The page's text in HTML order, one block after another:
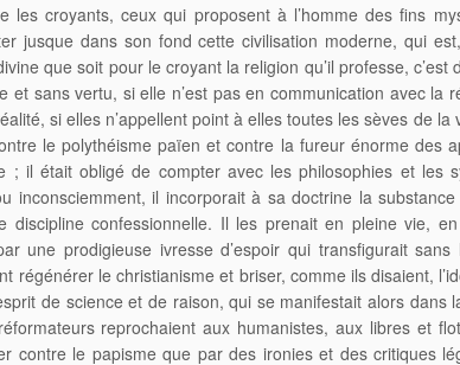
les croyants, ceux qui proposent à l’homme des fins
jusque dans son fond cette civilisation moderne, qui
que soit pour le croyant la religion qu’il professe,
et sans vertu, si elle n’est pas en communication avec
si elles n’appellent point à elles toutes les sèves de
le polythéisme païen et contre la fureur énorme
il était obligé de compter avec les philosophies et les
inconsciemment, il incorporait à sa doctrine la
discipline confessionnelle. Il les prenait en pleine vie,
une prodigieuse ivresse d’espoir qui transfigurait
régénérer le christianisme et briser, comme ils disaient,
de science et de raison, qui se manifestait alors
reprochaient aux humanistes, aux libres et
contre le papisme que par des ironies et des critiques